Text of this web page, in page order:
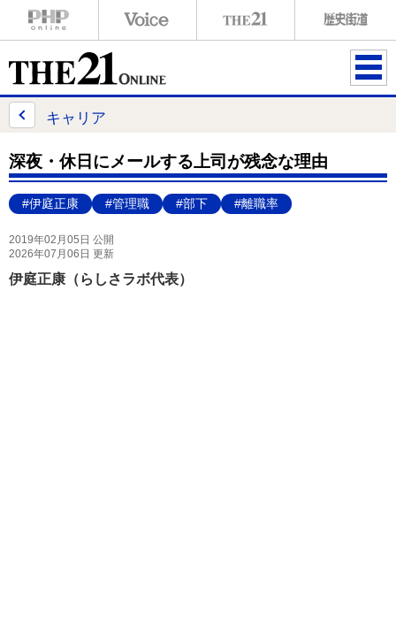
ME
キャリア
深夜・休日にメールする上司が残念な理由
#伊庭正康 #管理職 #部下 #離職率
2019年02月05日 公開
2026年07月06日 更新
伊庭正康（らしさラボ代表）